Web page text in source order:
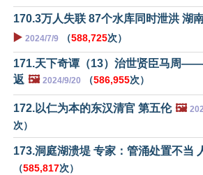
170.3万人失联 87个水库同时泄洪 湖
▶️ 2024/7/9 （588,725次）
171.天下奇谭（13）治世贤臣马周
返 🖼️ 2024/9/20 （586,955次）
172.以仁为本的东汉清官 第五伦 🖼️
次）
173.洞庭湖溃堤 专家：管涌处置不当
（585,817次）